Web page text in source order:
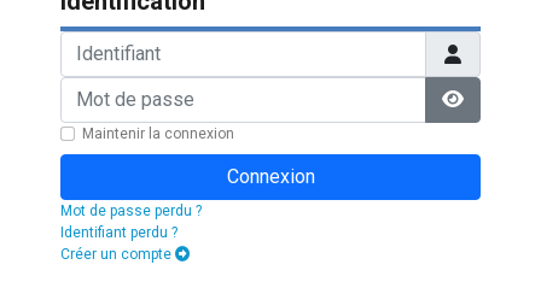
Afficher
Maintenir la connexion
Connexion
Mot de passe perdu ?
Identifiant perdu ?
Créer un compte